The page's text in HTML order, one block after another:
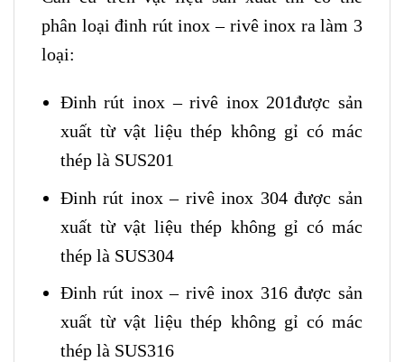
phân loại đinh rút inox – rivê inox ra làm 3
loại:
Đinh rút inox – rivê inox 201được sản
xuất từ vật liệu thép không gỉ có mác
thép là SUS201
Đinh rút inox – rivê inox 304 được sản
xuất từ vật liệu thép không gỉ có mác
thép là SUS304
Đinh rút inox – rivê inox 316 được sản
xuất từ vật liệu thép không gỉ có mác
thép là SUS316